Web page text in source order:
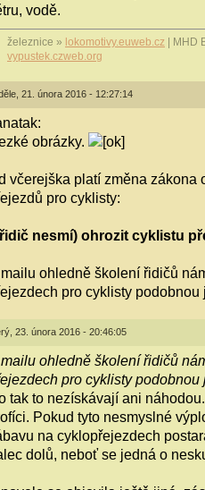
vodě.
železnice » lokomotivy.euweb.cz | MHD
vypustek.czweb.org
21. února 2016 - 12:27:14
obrázky.
včerejška platí změna zákona
pro cyklisty:
nesmí) ohrozit cyklistu
ohledně školení řidičů
pro cyklisty
23. února 2016 - 20:46:05
ohledně školení řidičů
pro cyklisty
tak to nezískávají ani
Pokud tyto nesmyslné
na cyklopřejezdech
dolů, neboť se jedná o